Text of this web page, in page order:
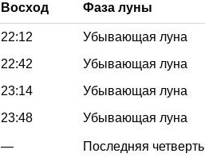
Восход Фаза луны
22:12 Убывающая луна
22:42 Убывающая луна
23:14 Убывающая луна
23:48 Убывающая луна
— Последняя четверть